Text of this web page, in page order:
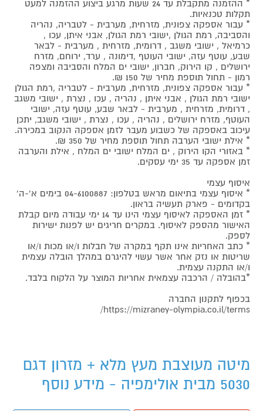
* ההזמנה מתקבלת עד 24 שעות מרגע ביצוע ההזמנה למעט
תקלות טכנאיות.
* עבור אספקה צפונית, מזרחית, מערבית - לטבריה, נהריה
והסביבה, רמת הגולן ,ישובי רמת הגולן, אבני איתן, עכו ,
כרמיאל , ישובי משגב , דרומית, מזרחית , מערבית - לבאר
שבע, עוטף עזה, ישובי העוטף ,דימונה , ערד, ירוחם, מזרח
ירושלים , קו הירוק, חברון, ישובי ים המלח והסביבה ומצפה
רמון - תחול תוספת מחיר של 150 ₪.
* עבור אספקה צפונית, מזרחית, מערבית - לטבריה ,רמת הגולן
ישובי רמת הגולן , אבני איתן , נהריה , עכו , נצרת , ישובי משגב
, דרומית, מזרחית , מערבית - לבאר שבע, עוטף עזה, ישובי
העוטף, מזרח ירושלים , נהריה , עכו , נצרת , ישובי משגב, יתכן
עיכוב באספקה של כשבוע מעבר לזמן אספקה הנקוב במכירה.
* אילת ישובי הערבה תחול תוספת מחיר של 350 ₪.
* באזורי הקו הירוק , ים המלח ישובי ים המלח , אילת והערבה
זמן אספקה עד 35 ימי עסקים.
איסוף עצמי
* איסוף עצמי בתיאום מראש בטלפון: 04-6100887 בימים א'-ה'
בקדומים - פארק תעשיה בראון.
* זמן האספקה לאיסוף עצמי הינו עד 14 ימי עבודה מיום קבלת
האישור מהספק לאיסוף. במקרים חריגים יש לפנות ישירות
לספק.
* כתב האחריות אינו תקף במקרה של חבלות ו/או מכות ו/או
שריטות או נזק אחר אשר עשוי להיגרם במהלך הובלה עצמית
ו/או התקנה עצמית.
*בהובלה / הרכבה עצמאית אחריות המוצר על הלקוח בלבד.
בכפוף לתקנון החברה
https://mizraney-olympia.co.il/terms/
מיטה מעוצבת מעץ מלא + מזרון דגם
5030 מבית אולימפיה - מידע נוסף